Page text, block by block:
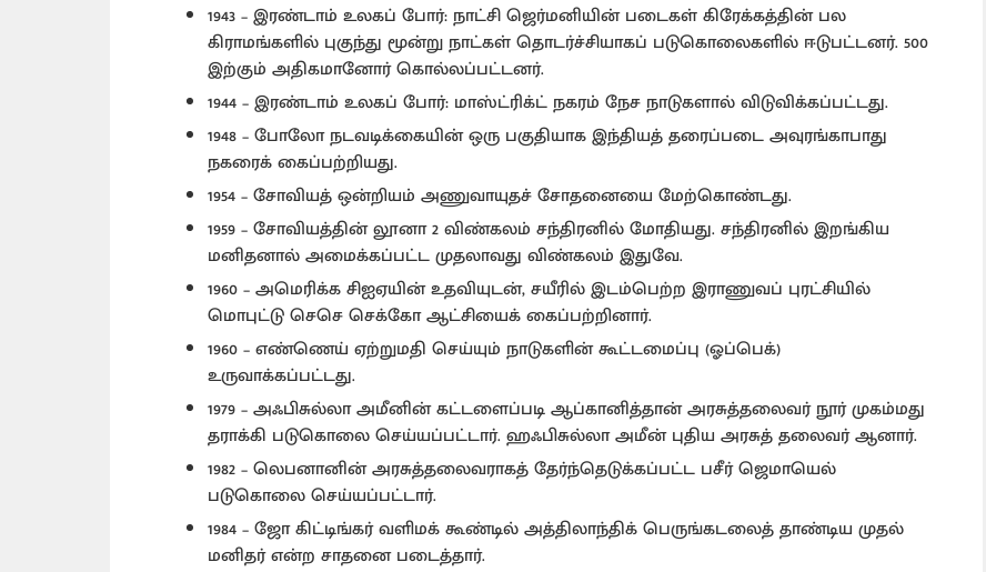
1943 – இரண்டாம் உலகப் போர்: நாட்சி ஜெர்மனியின் படைகள் கிரேக்கத்தின் பல
கிராமங்களில் புகுந்து மூன்று நாட்கள் தொடர்ச்சியாகப் படுகொலைகளில் ஈடுபட்டனர். 500
இற்கும் அதிகமானோர் கொல்லப்பட்டனர்.
1944 – இரண்டாம் உலகப் போர்: மாஸ்ட்ரிக்ட் நகரம் நேச நாடுகளால் விடுவிக்கப்பட்டது.
1948 – போலோ நடவடிக்கையின் ஒரு பகுதியாக இந்தியத் தரைப்படை அவுரங்காபாது
நகரைக் கைப்பற்றியது.
1954 – சோவியத் ஒன்றியம் அணுவாயுதச் சோதனையை மேற்கொண்டது.
1959 – சோவியத்தின் லூனா 2 விண்கலம் சந்திரனில் மோதியது. சந்திரனில் இறங்கிய
மனிதனால் அமைக்கப்பட்ட முதலாவது விண்கலம் இதுவே.
1960 – அமெரிக்க சிஐஏயின் உதவியுடன், சயீரில் இடம்பெற்ற இராணுவப் புரட்சியில்
மொபுட்டு செசெ செக்கோ ஆட்சியைக் கைப்பற்றினார்.
1960 – எண்ணெய் ஏற்றுமதி செய்யும் நாடுகளின் கூட்டமைப்பு (ஓப்பெக்)
உருவாக்கப்பட்டது.
1979 – அஃபிசுல்லா அமீனின் கட்டளைப்படி ஆப்கானித்தான் அரசுத்தலைவர் நூர் முகம்மது
தராக்கி படுகொலை செய்யப்பட்டார். ஹஃபிசுல்லா அமீன் புதிய அரசுத் தலைவர் ஆனார்.
1982 – லெபனானின் அரசுத்தலைவராகத் தேர்ந்தெடுக்கப்பட்ட பசீர் ஜெமாயெல்
படுகொலை செய்யப்பட்டார்.
1984 – ஜோ கிட்டிங்கர் வளிமக் கூண்டில் அத்திலாந்திக் பெருங்கடலைத் தாண்டிய முதல்
மனிதர் என்ற சாதனை படைத்தார்.